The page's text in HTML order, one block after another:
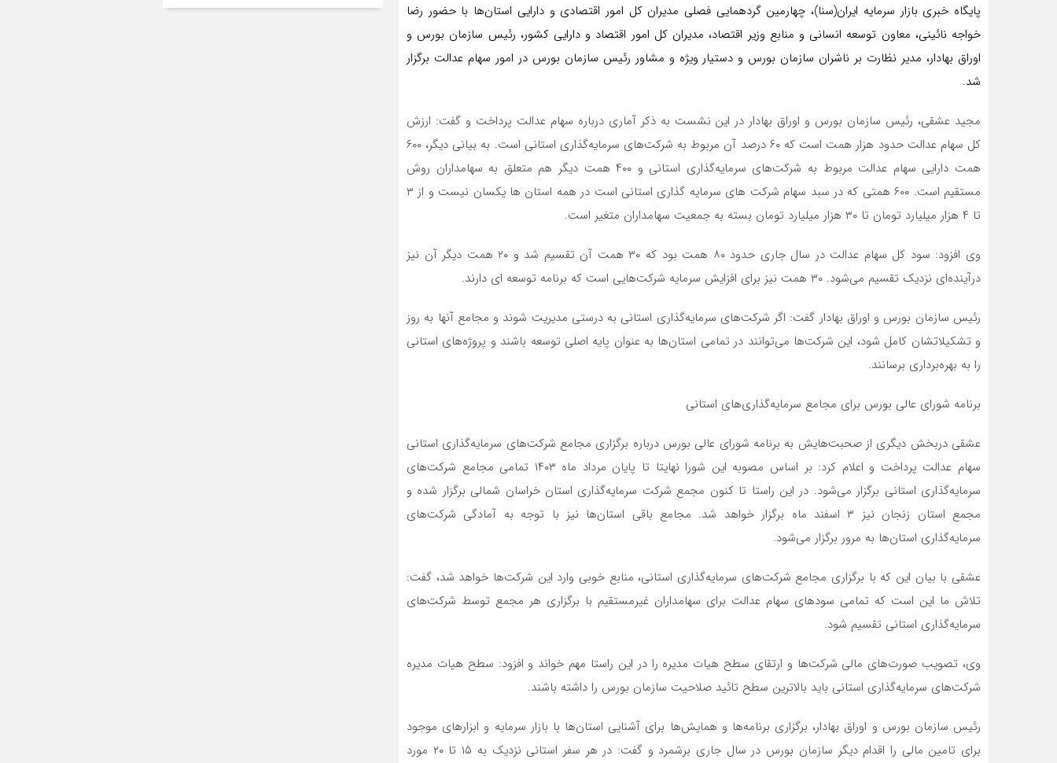
پایگاه خبری بازار سرمایه ایران(سنا)، چهارمین گردهمایی فصلی مدیران کل امور اقتصادی و دارایی استان‌ها با حضور رضا
خواجه نائینی، معاون توسعه انسانی و منابع وزیر اقتصاد، مدیران کل امور اقتصاد و دارایی کشور، رئیس سازمان بورس و
اوراق بهادار، مدیر نظارت بر ناشران سازمان بورس و دستیار ویژه و مشاور رئیس سازمان بورس در امور سهام عدالت برگزار
شد.
مجید عشقی، رئیس سازمان بورس و اوراق بهادار در این نشست به ذکر آماری درباره سهام عدالت پرداخت و گفت: ارزش
کل سهام عدالت حدود هزار همت است که ۶۰ درصد آن مربوط به شرکت‌های سرمایه‌گذاری استانی است. به بیانی دیگر، ۶۰۰
همت دارایی سهام عدالت مربوط به شرکت‌های سرمایه‌گذاری استانی و ۴۰۰ همت دیگر هم متعلق به سهامداران روش
مستقیم است. ۶۰۰ همتی که در سبد سهام شرکت های سرمایه گذاری استانی است در همه استان ها یکسان نیست و از ۳
تا ۴ هزار میلیارد تومان تا ۳۰ هزار میلیارد تومان بسته به جمعیت سهامداران متغیر است.
وی افزود: سود کل سهام عدالت در سال جاری حدود ۸۰ همت بود که ۳۰ همت آن تقسیم شد و ۲۰ همت دیگر آن نیز
درآینده‌ای نزدیک تقسیم می‌شود. ۳۰ همت نیز برای افزایش سرمایه شرکت‌هایی است که برنامه توسعه ای دارند.
رئیس سازمان بورس و اوراق بهادار گفت: اگر شرکت‌های سرمایه‌گذاری استانی به درستی مدیریت شوند و مجامع آنها به روز
و تشکیلاتشان کامل شود، این شرکت‌ها می‌توانند در تمامی استان‌ها به عنوان پایه اصلی توسعه باشند و پروژه‌های استانی
را به بهره‌برداری برسانند.
برنامه شورای عالی بورس برای مجامع سرمایه‌گذاری‌های استانی
عشقی دربخش دیگری از صحبت‌هایش به برنامه شورای عالی بورس درباره برگزاری مجامع شرکت‌های سرمایه‌گذاری استانی
سهام عدالت پرداخت و اعلام کرد: بر اساس مصوبه این شورا نهایتا تا پایان مرداد ماه ۱۴۰۳ تمامی مجامع شرکت‌های
سرمایه‌گذاری استانی برگزار می‌شود. در این راستا تا کنون مجمع شرکت‌ سرمایه‌گذاری استان خراسان شمالی برگزار شده و
مجمع استان زنجان نیز ۳ اسفند ماه برگزار خواهد شد. مجامع باقی استان‌ها نیز با توجه به آمادگی شرکت‌های
سرمایه‌گذاری استان‌ها به مرور برگزار می‌شود.
عشقی با بیان این که با برگزاری مجامع شرکت‌های سرمایه‌گذاری استانی، منابع خوبی وارد این شرکت‌ها خواهد شد، گفت:
تلاش ما این است که تمامی سودهای سهام عدالت برای سهامداران غیرمستقیم با برگزاری هر مجمع توسط شرکت‌های
سرمایه‌گذاری استانی تقسیم شود.
وی، تصویب صورت‌های مالی شرکت‌ها و ارتقای سطح هیات مدیره را در این راستا مهم خواند و افزود: سطح هیات مدیره
شرکت‌های سرمایه‌گذاری استانی باید بالاترین سطح تائید صلاحیت سازمان بورس را داشته باشند.
رئیس سازمان بورس و اوراق بهادار، برگزاری برنامه‌ها و همایش‌ها برای آشنایی استان‌ها با بازار سرمایه و ابزارهای موجود
برای تامین مالی را اقدام دیگر سازمان بورس در سال‌ جاری برشمرد و گفت: در هر سفر استانی نزدیک به ۱۵ تا ۲۰ مورد